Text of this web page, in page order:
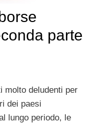
parte
molto deludenti per
dei paesi
lungo periodo, le